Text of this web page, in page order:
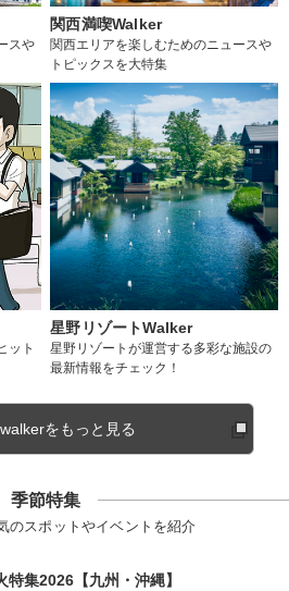
スや
関西満喫Walker
関西エリアを楽しむためのニュースや
トピックスを大特集
ット
星野リゾートWalker
星野リゾートが運営する多彩な施設の
最新情報をチェック！
をもっと見る
季節特集
のスポットやイベントを紹介
特集2026【九州・沖縄】